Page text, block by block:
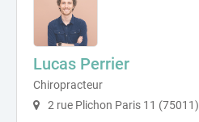
Lucas Perrier
Chiropracteur
2 rue Plichon Paris 11 (75011)